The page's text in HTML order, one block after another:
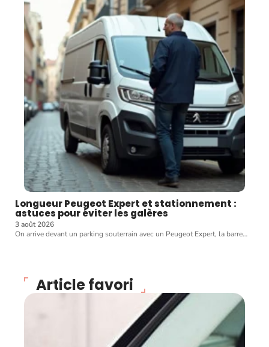
Longueur Peugeot Expert et stationnement :
astuces pour éviter les galères
3 août 2026
On arrive devant un parking souterrain avec un Peugeot Expert, la barre…
Article favori